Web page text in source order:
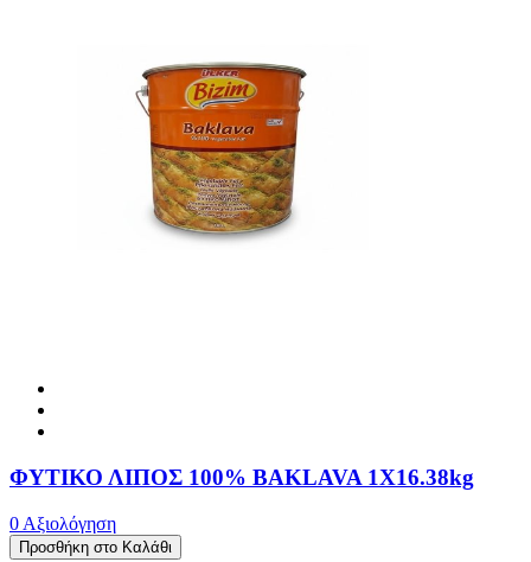
ΦΥΤΙΚΟ ΛΙΠΟΣ 100% BAKLAVA 1X16.38kg
0 Αξιολόγηση
Προσθήκη στο Καλάθι